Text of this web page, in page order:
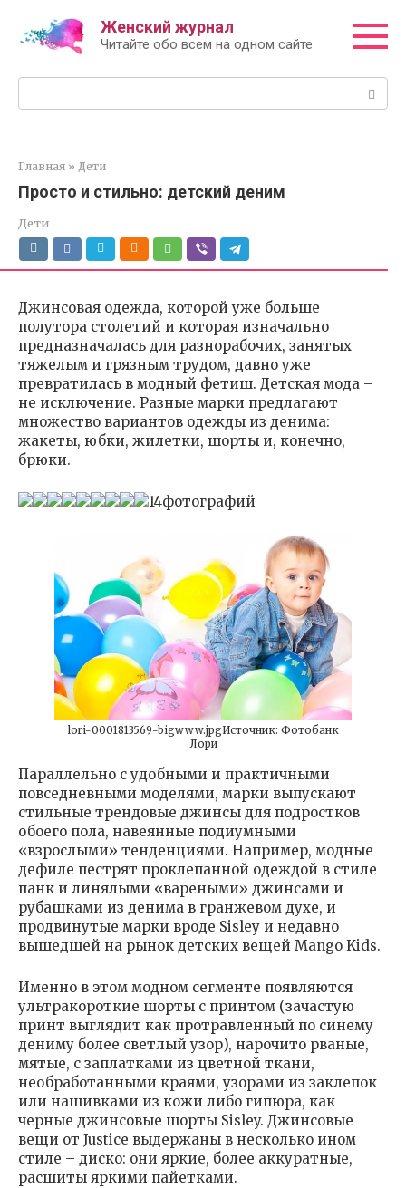
контенту
Женский журнал
Читайте обо всем на одном сайте
Главная » Дети
Просто и стильно: детский деним
Дети
Джинсовая одежда, которой уже больше
полутора столетий и которая изначально
предназначалась для разнорабочих, занятых
тяжелым и грязным трудом, давно уже
превратилась в модный фетиш. Детская мода –
не исключение. Разные марки предлагают
множество вариантов одежды из денима:
жакеты, юбки, жилетки, шорты и, конечно,
брюки.
14фотографий
lori-0001813569-bigwww.jpgИсточник: Фотобанк
Лори
Параллельно с удобными и практичными
повседневными моделями, марки выпускают
стильные трендовые джинсы для подростков
обоего пола, навеянные подиумными
«взрослыми» тенденциями. Например, модные
дефиле пестрят проклепанной одеждой в стиле
панк и линялыми «вареными» джинсами и
рубашками из денима в гранжевом духе, и
продвинутые марки вроде Sisley и недавно
вышедшей на рынок детских вещей Mango Kids.
Именно в этом модном сегменте появляются
ультракороткие шорты с принтом (зачастую
принт выглядит как протравленный по синему
дениму более светлый узор), нарочито рваные,
мятые, с заплатками из цветной ткани,
необработанными краями, узорами из заклепок
или нашивками из кожи либо гипюра, как
черные джинсовые шорты Sisley. Джинсовые
вещи от Justice выдержаны в несколько ином
стиле – диско: они яркие, более аккуратные,
расшиты яркими пайетками.